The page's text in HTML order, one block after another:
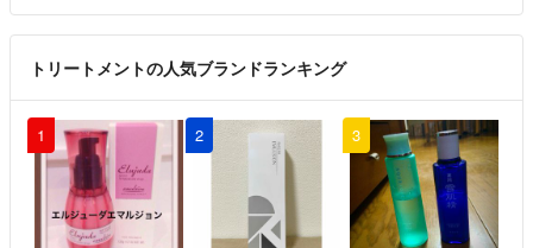
トリートメントの人気ブランドランキング
1 2 3